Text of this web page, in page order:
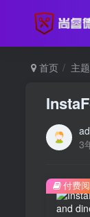
首页 主
3
付费